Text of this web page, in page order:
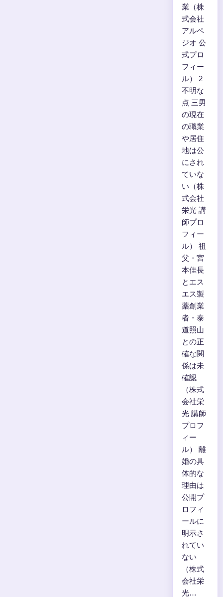
業（株
式会社
アルペ
ジオ 公
式プロ
フィー
ル） 2
不明な
点 三男
の現在
の職業
や居住
地は公
にされ
ていな
い（株
式会社
栄光 講
師プロ
フィー
ル） 祖
父・宮
本佳長
とエス
エス製
薬創業
者・泰
道照山
との正
確な関
係は未
確認
（株式
会社栄
光 講師
プロフ
ィー
ル） 離
婚の具
体的な
理由は
公開プ
ロフィ
ールに
明示さ
れてい
ない
（株式
会社栄
光…